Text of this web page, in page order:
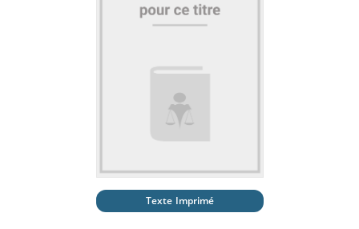
Texte Imprimé